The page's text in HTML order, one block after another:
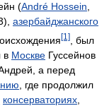
(André Hossein
азербайджанского
[1]
, был
в Москве Гуссейнов
а перед
, где продолжил
консерваториях